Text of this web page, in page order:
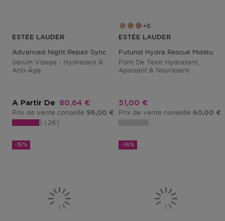
ESTÉE LAUDER
Advanced Night Repair Synchronized Multi-Recovery Complex
Sérum Visage - Hydratant &
Anti-Âge
A Partir De Prix promotionnel
80,64 €
Prix de vente conseillé 96,00 €
26
6
ESTÉE LAUDER
Futurist Hydra Rescue
Font De Teint Hydratant,
Apaisant & Nourissant
Prix promotionnel
51,00 €
Prix de vente conseillé 60,00 €
-15% -16%